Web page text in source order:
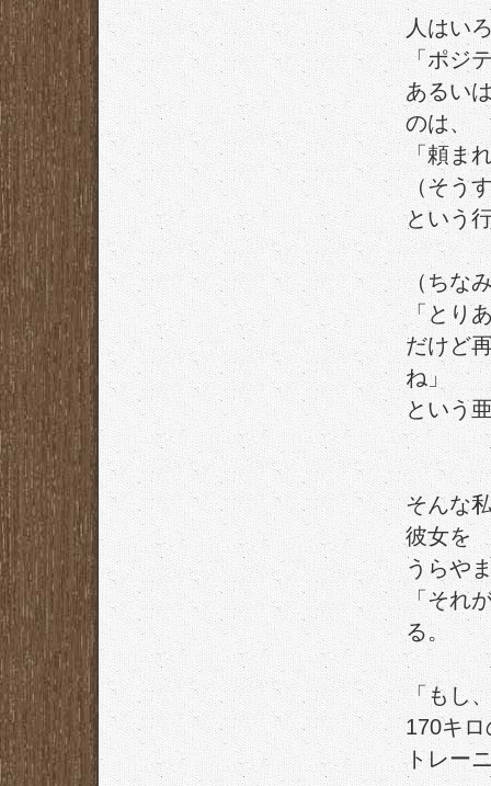
人はい
「ポジ
あるい
のは、
「頼ま
（そう
という
（ちな
「とり
だけど
ね」
という
そんな
彼女を
うらや
「それ
る。
「もし
170キ
トレー